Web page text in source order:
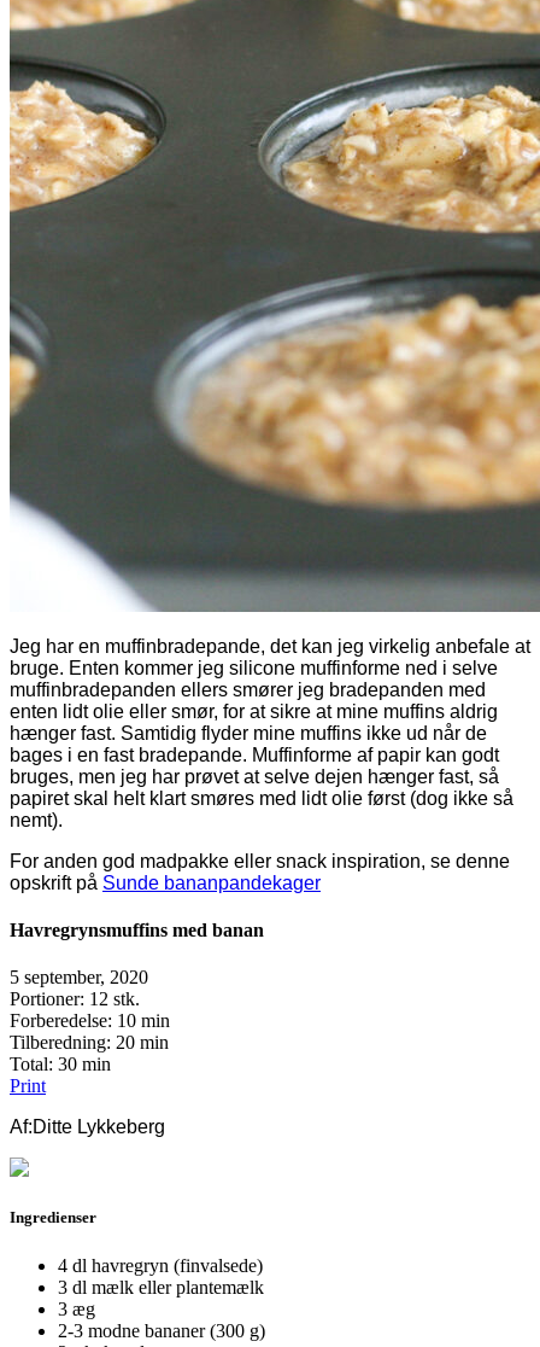
Jeg har en muffinbradepande, det kan jeg virkelig anbefale at
bruge. Enten kommer jeg silicone muffinforme ned i selve
muffinbradepanden ellers smører jeg bradepanden med
enten lidt olie eller smør, for at sikre at mine muffins aldrig
hænger fast. Samtidig flyder mine muffins ikke ud når de
bages i en fast bradepande. Muffinforme af papir kan godt
bruges, men jeg har prøvet at selve dejen hænger fast, så
papiret skal helt klart smøres med lidt olie først (dog ikke så
nemt).
For anden god madpakke eller snack inspiration, se denne
opskrift på Sunde bananpandekager
Havregrynsmuffins med banan
5 september, 2020
Portioner: 12 stk.
Forberedelse: 10 min
Tilberedning: 20 min
Total: 30 min
Print
Af:Ditte Lykkeberg
Ingredienser
4 dl havregryn (finvalsede)
3 dl mælk eller plantemælk
3 æg
2-3 modne bananer (300 g)